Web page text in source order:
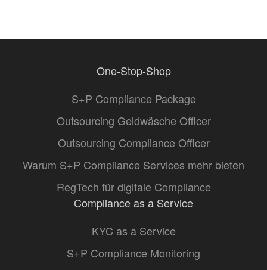
One-Stop-Shop
S+P Compliance Package
Outsourcing Geldwäsche Officer
Outsourcing Compliance Officer
Warum S+P Compliance Services mehr bieten
RegTech für digitale Compliance
Compliance as a Service
KYC as a Service
S+P Compliance Monitoring